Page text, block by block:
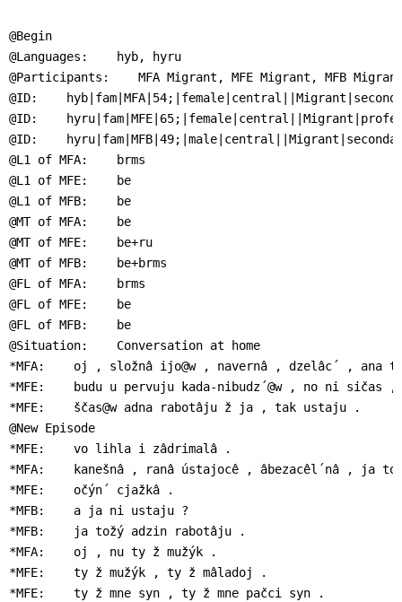
Barrierefreiheit
@Begin
@Languages:    hyb, hyru
@Participants:    MFA Migrant, MFE Migrant, MFB
@ID:
@ID:
@ID:
@L1 of MFA:    brms
@L1 of MFE:    be
@L1 of MFB:    be
@MT of MFA:    be
@MT of MFE:    be+ru
@MT of MFB:    be+brms
@FL of MFA:    brms
@FL of MFE:    be
@FL of MFB:    be
@Situation:    Conversation at home
*MFA:    oj , složnâ ijo@w , navernâ , dzelâc´ , ana
*MFE:    budu u pervuju kada-nibudz´@w , no ni sičas ,
*MFE:    ščas@w adna rabotâju ž ja , tak ustaju .
@New Episode
*MFE:    vo lihla i zâdrimalâ .
*MFA:    kanešnâ , ranâ ústajocê , âbezacêl´nâ , ja
*MFE:    očýn´ cjažkâ .
*MFB:    a ja ni ustaju ?
*MFB:    ja tožý adzin rabotâju .
*MFA:    oj , nu ty ž mužýk .
*MFE:    ty ž mužýk , ty ž mâladoj .
*MFE:    ty ž mne syn , ty ž mne pačci syn .